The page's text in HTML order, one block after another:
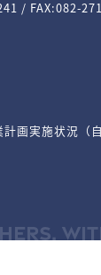
/ FAX:082-
画実施状況（自